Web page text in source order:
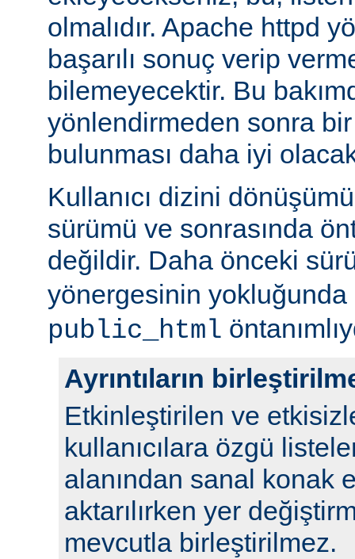
olmalıdır. Apache httpd
başarılı sonuç verip
bilemeyecektir. Bu
yönlendirmeden sonra
bulunması daha iyi
Kullanıcı dizini
sürümü ve sonrasında
değildir. Daha önceki
yönergesinin yokluğunda
public_html
Ayrıntıların
Etkinleştirilen ve
kullanıcılara özgü
alanından sanal konak
aktarılırken yer
mevcutla birleştirilmez.